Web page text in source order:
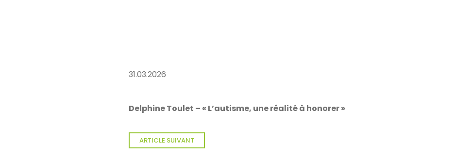
31.03.2026
Delphine Toulet – « L’autisme, une réalité à honorer »
ARTICLE SUIVANT